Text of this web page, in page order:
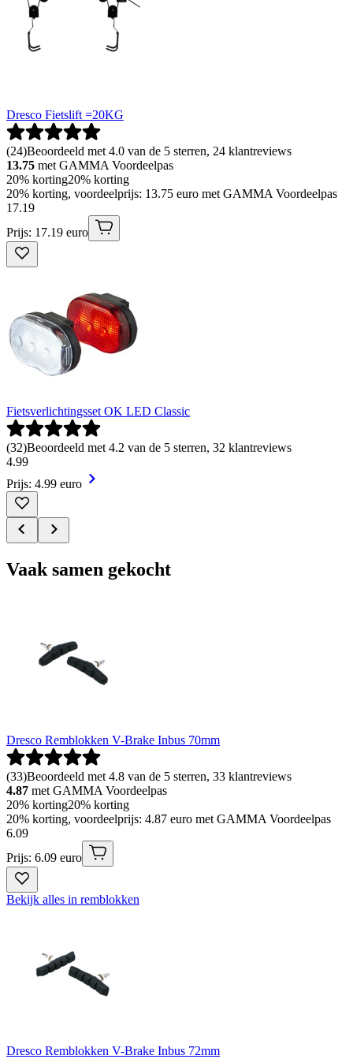
Dresco Fietslift =20KG
(24)Beoordeeld met 4.0 van de 5 sterren, 24 klantreviews
13.75 met GAMMA Voordeelpas
20% korting20% korting
20% korting, voordeelprijs: 13.75 euro met GAMMA Voordeelpas
17.19
Prijs: 17.19 euro
Fietsverlichtingsset OK LED Classic
(32)Beoordeeld met 4.2 van de 5 sterren, 32 klantreviews
4.99
Prijs: 4.99 euro
Vaak samen gekocht
Dresco Remblokken V-Brake Inbus 70mm
(33)Beoordeeld met 4.8 van de 5 sterren, 33 klantreviews
4.87 met GAMMA Voordeelpas
20% korting20% korting
20% korting, voordeelprijs: 4.87 euro met GAMMA Voordeelpas
6.09
Prijs: 6.09 euro
Bekijk alles in remblokken
Dresco Remblokken V-Brake Inbus 72mm